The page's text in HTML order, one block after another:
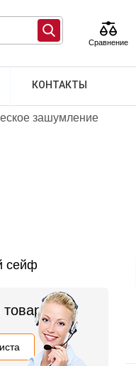
КОНТАКТЫ
Сравнение
зашумление
сейф